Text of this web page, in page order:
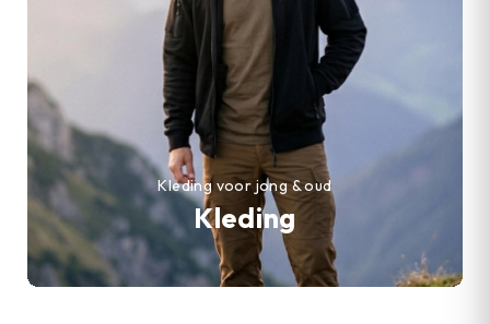
Kleding
Kleding voor jong & oud